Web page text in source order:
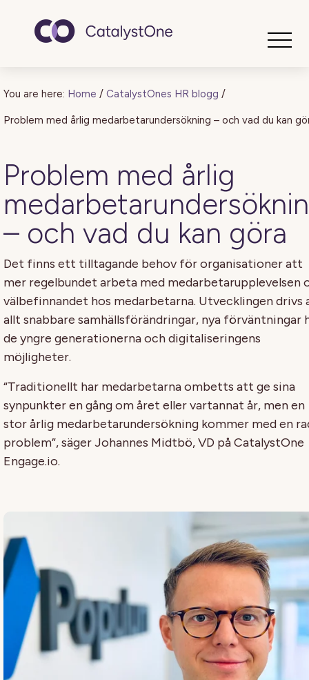
You are here: Home / CatalystOnes HR blogg /
Problem med årlig medarbetarundersökning – och vad du kan
Problem med årlig
– och vad du kan göra
Det finns ett tilltagande behov för organisationer att
mer regelbundet arbeta med medarbetarupplevelsen
välbefinnandet hos medarbetarna. Utvecklingen drivs
allt snabbare samhällsförändringar, nya förväntningar
de yngre generationerna och digitaliseringens
möjligheter.
“Traditionellt har medarbetarna ombetts att ge sina
synpunkter en gång om året eller vartannat år, men en
stor årlig medarbetarundersökning kommer med en
problem”, säger Johannes Midtbö, VD på CatalystOne
Engage.io.